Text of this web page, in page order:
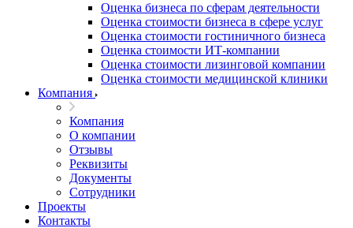
Оценка бизнеса по сферам деятельности
Оценка стоимости бизнеса в сфере услуг
Оценка стоимости гостиничного бизнеса
Оценка стоимости ИТ-компании
Оценка стоимости лизинговой компании
Оценка стоимости медицинской клиники
Компания
Компания
О компании
Отзывы
Реквизиты
Документы
Сотрудники
Проекты
Контакты